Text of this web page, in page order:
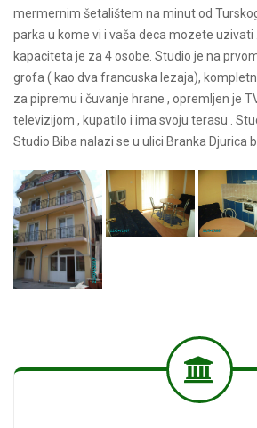
mermernim šetalištem na minut od
parka u kome vi i vaša deca mozete uzivati
kapaciteta je za 4 osobe. Studio je na
grofa ( kao dva francuska lezaja),
za pipremu i čuvanje hrane , opremljen je
televizijom , kupatilo i ima svoju terasu .
Studio Biba nalazi se u ulici Branka Djurica